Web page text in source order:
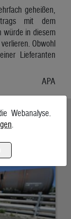
geheißen,
mit dem
würde in diesem
Obwohl
Lieferanten
APA
Webanalyse.
.